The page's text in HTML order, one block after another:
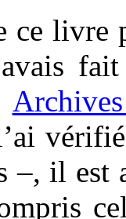
ce livre
–, il est